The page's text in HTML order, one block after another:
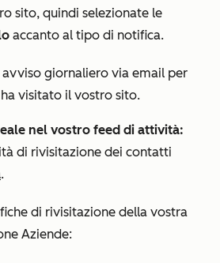
sito, quindi selezionate le
accanto al tipo di notifica.
avviso giornaliero via email per
visitato il vostro sito.
nel vostro feed di attività:
di rivisitazione dei contatti
.
di rivisitazione della vostra
Aziende: